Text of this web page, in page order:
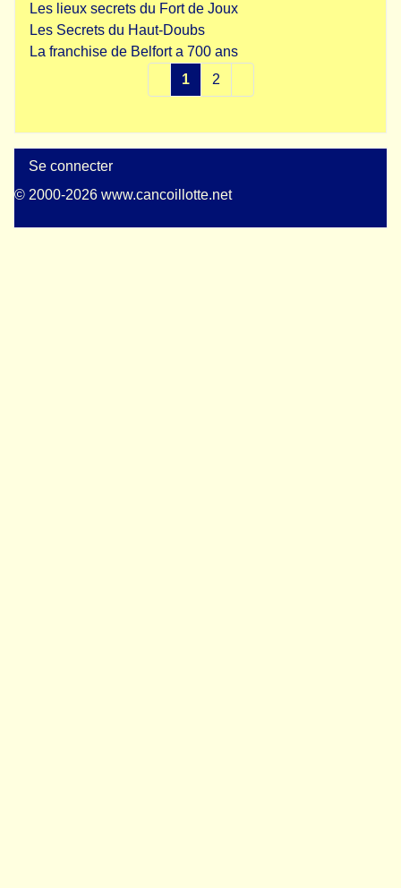
Les lieux secrets du Fort de Joux
Les Secrets du Haut-Doubs
La franchise de Belfort a 700 ans
1
2
Se connecter
© 2000-2026 www.cancoillotte.net